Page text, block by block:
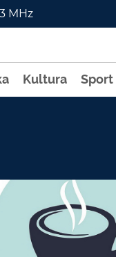
MHz
Kultura Sport